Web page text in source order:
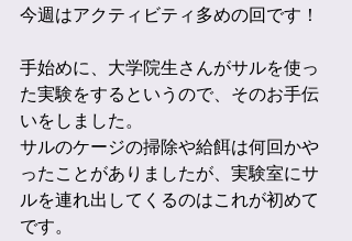
今週はアクティビティ多めの回です！
手始めに、大学院生さんがサルを使っ
た実験をするというので、そのお手伝
いをしました。
サルのケージの掃除や給餌は何回かや
ったことがありましたが、実験室にサ
ルを連れ出してくるのはこれが初めて
です。